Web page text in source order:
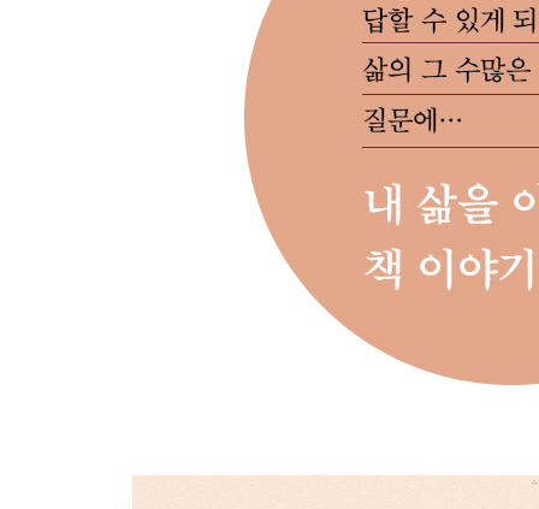
- 나에게 너그럽듯이 상대에게도 시간을 준다면
- 질투와 여유, 내 나이 듦은 어느 쪽일까?
- 우린 가족이라는 이름으로 서로 사랑하지만
- 행복해질 수 있다. 자기몰입을 줄인다면
삶은 결국 좋은 사람들을 곁에 두는 것
: 외롭지 않은 연대하는 중년되기
- 마음속 온도를 높이는 공감적 상상력
- 삶은 결국 좋은 것들을 남기는 것이다
- 행복의 두 가지 수식어 ‘홀로’와 ‘더불어’